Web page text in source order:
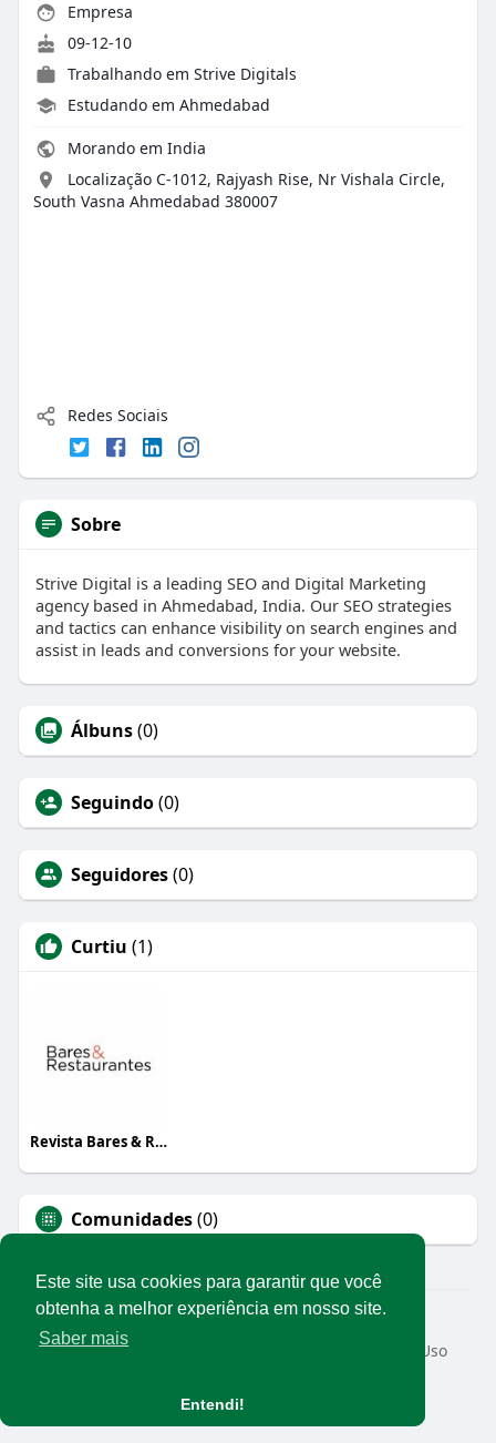
Este site usa cookies para garantir que você
obtenha a melhor experiência em nosso site.
Saber mais
Entendi!
Empresa
09-12-10
Trabalhando em Strive Digitals
Estudando em Ahmedabad
Morando em India
Localização C-1012, Rajyash Rise, Nr Vishala Circle,
South Vasna Ahmedabad 380007
Redes Sociais
Sobre
Strive Digital is a leading SEO and Digital Marketing
agency based in Ahmedabad, India. Our SEO strategies
and tactics can enhance visibility on search engines and
assist in leads and conversions for your website.
Álbuns(0)
Seguindo(0)
Seguidores(0)
Curtiu (1)
Revista Bares & Restaurantes
Comunidades(0)
© 2026 Rede Abrasel
Início
Sobre
Termos de Uso